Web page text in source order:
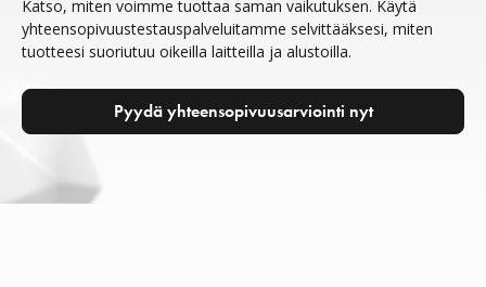
Katso, miten voimme tuottaa saman vaikutuksen. Käytä
yhteensopivuustestauspalveluitamme selvittääksesi, miten
tuotteesi suoriutuu oikeilla laitteilla ja alustoilla.
Pyydä yhteensopivuusarviointi nyt